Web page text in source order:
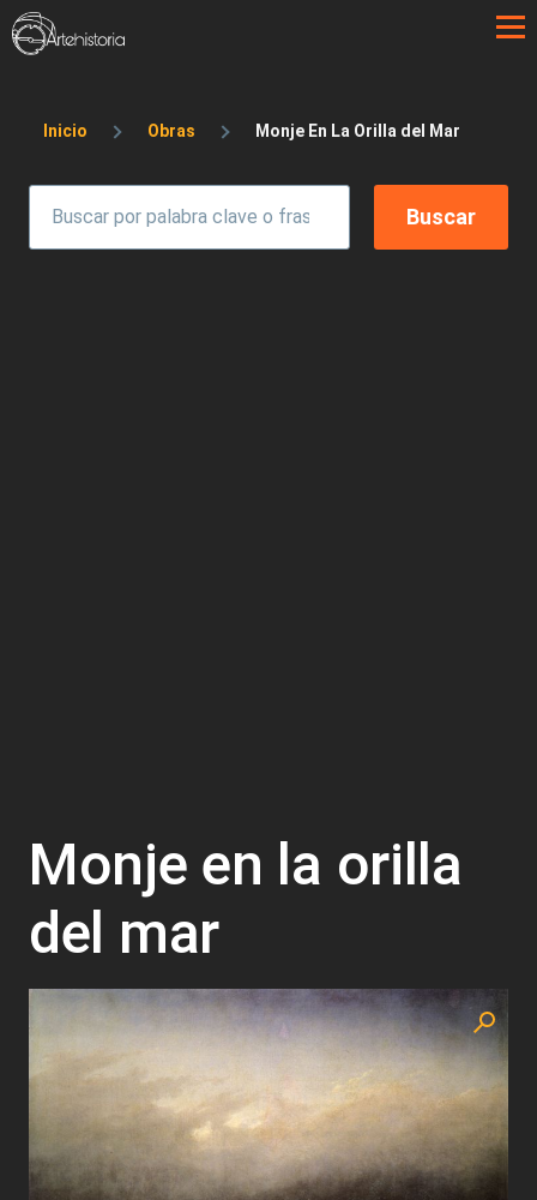
Pasar al contenido principal
Sobrescribir enlaces de ayuda a la
Inicio Obras Monje En La Orilla del Mar
Monje en la orilla
del mar